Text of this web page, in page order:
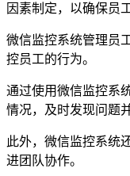
因素制定，以确保员
微信监控系统管理员
控员工的行为。
通过使用微信监控系
情况，及时发现问题
此外，微信监控系统
进团队协作。